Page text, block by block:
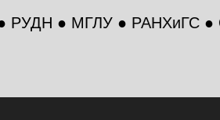
● РАНХиГС ● СПбГУ